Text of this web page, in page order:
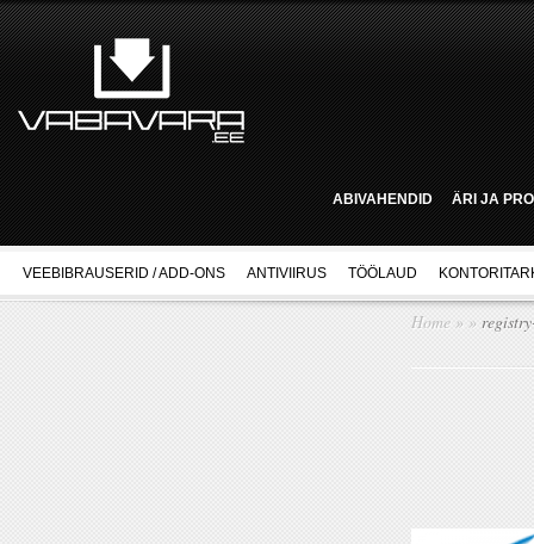
ABIVAHENDID ÄRI JA
VEEBIBRAUSERID / ADD-ONS ANTIVIIRUS TÖÖLAUD
Home » »